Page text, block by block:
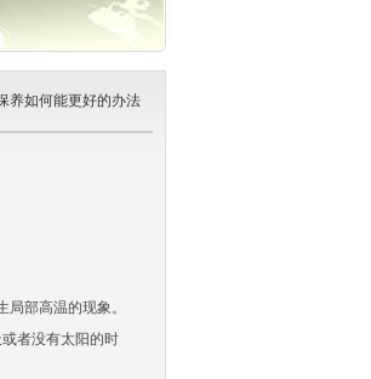
养如何能更好的办法
部高温的现象。
者没有太阳的时